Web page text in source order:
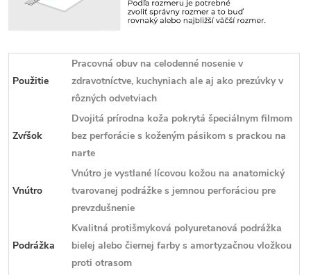
Použitie
Pracovná obuv na celodenné nosenie v
zdravotníctve, kuchyniach ale aj ako prezúvky v
rôzných odvetviach
Zvŕšok
Dvojitá prírodna koža pokrytá špeciálnym filmom
bez perforácie s koženým pásikom s prackou na
narte
Vnútro
Vnútro je vystlané lícovou kožou na anatomický
tvarovanej podrážke s jemnou perforáciou pre
prevzdušnenie
Podrážka
Kvalitná protišmyková polyuretanová podrážka
bielej alebo čiernej farby s amortyzačnou vložkou
proti otrasom